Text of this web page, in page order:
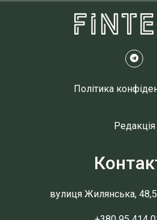
Політика
Редакція
вулиця Жилянська,